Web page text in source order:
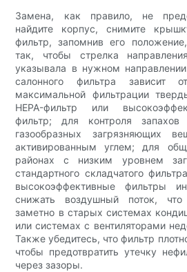
Замена, как правило, не
найдите корпус, снимите
фильтр, запомнив его
так, чтобы стрелка
указывала в нужном
салонного фильтра зависит
максимальной фильтрации
HEPA-фильтр или
фильтр; для контроля
газообразных загрязняющих
активированным углем; для
районах с низким уровнем
стандартного складчатого
высокоэффективные фильтры
снижать воздушный поток,
заметно в старых системах
или системах с вентиляторами
Также убедитесь, что фильтр
чтобы предотвратить утечку
через зазоры.